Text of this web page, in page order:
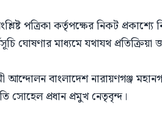
পত্রিকা কর্তৃপক্ষের নিকট প্রকাশ্যে
ঘোষণার মাধ্যমে যথাযথ প্রতিক্রিয়া
বাংলাদেশ নারায়ণগঞ্জ
সোহেল প্রধান প্রমুখ নেতৃবৃন্দ।